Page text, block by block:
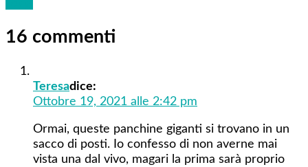
16 commenti
Teresadice:
Ottobre 19, 2021 alle 2:42 pm
Ormai, queste panchine giganti si trovano in un
sacco di posti. Io confesso di non averne mai
vista una dal vivo, magari la prima sarà proprio